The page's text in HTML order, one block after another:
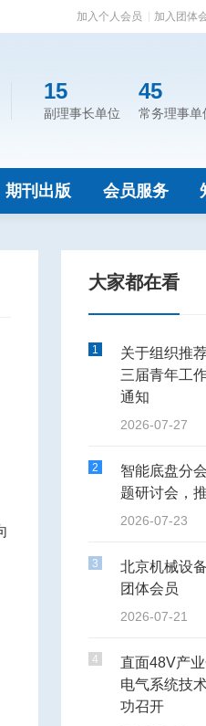
加入个人会员 加入团体
15
副理事长单位
45
常务理事单
期刊出版 会员服务
大家都在看
1
关于组织推
三届青年工
通知
2026-07-27
2
智能底盘分
题研讨会，
2026-07-23
3
北京机械设
团体会员
2026-07-21
4
直面48V产
电气系统技
功召开